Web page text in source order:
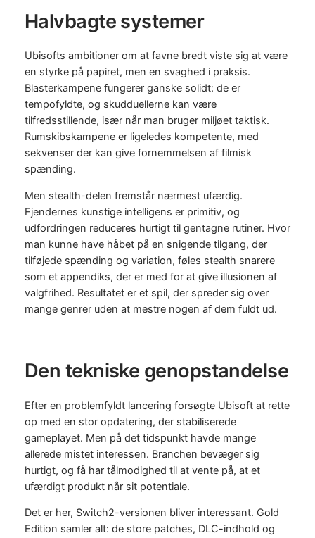
Halvbagte systemer
Ubisofts ambitioner om at favne bredt viste sig at være
en styrke på papiret, men en svaghed i praksis.
Blasterkampene fungerer ganske solidt: de er
tempofyldte, og skudduellerne kan være
tilfredsstillende, især når man bruger miljøet taktisk.
Rumskibskampene er ligeledes kompetente, med
sekvenser der kan give fornemmelsen af filmisk
spænding.
Men stealth-delen fremstår nærmest ufærdig.
Fjendernes kunstige intelligens er primitiv, og
udfordringen reduceres hurtigt til gentagne rutiner. Hvor
man kunne have håbet på en snigende tilgang, der
tilføjede spænding og variation, føles stealth snarere
som et appendiks, der er med for at give illusionen af
valgfrihed. Resultatet er et spil, der spreder sig over
mange genrer uden at mestre nogen af dem fuldt ud.
Den tekniske genopstandelse
Efter en problemfyldt lancering forsøgte Ubisoft at rette
op med en stor opdatering, der stabiliserede
gameplayet. Men på det tidspunkt havde mange
allerede mistet interessen. Branchen bevæger sig
hurtigt, og få har tålmodighed til at vente på, at et
ufærdigt produkt når sit potentiale.
Det er her, Switch2-versionen bliver interessant. Gold
Edition samler alt: de store patches, DLC-indhold og